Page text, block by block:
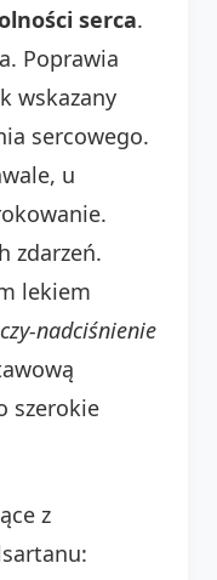
serca.
Poprawia
wskazany
sercowego.
u
zdarzeń.
lekiem
nadciśnienie
szerokie
z